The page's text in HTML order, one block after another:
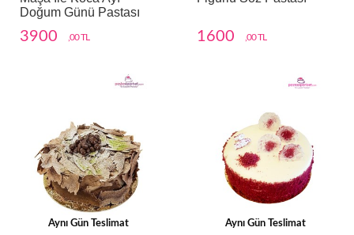
Doğum Günü Pastası
3900 ,00 TL 1600 ,00 TL
Aynı Gün Teslimat Aynı Gün Teslimat